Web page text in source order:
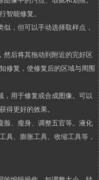
智能修复。
，但可以手动选择取样点，
然后将其拖动到附近的完好区
修复，使修复后的区域与周围
，用于修复或合成图像。可以
得更好的效果。
脸、瘦身、调整五官等。液化
具、膨胀工具、收缩工具等，